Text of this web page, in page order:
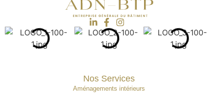
Nos Services
Aménagements intérieurs